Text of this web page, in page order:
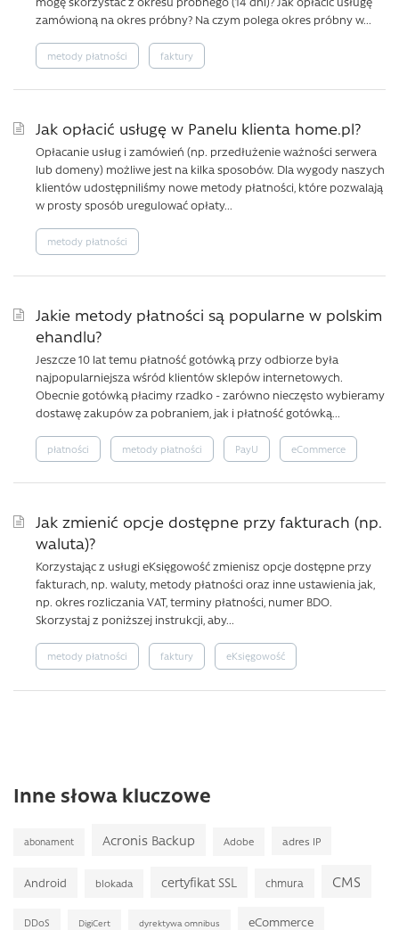
zamówioną na okres próbny? Na czym polega okres próbny w...
metody płatności faktury
Jak opłacić usługę w Panelu klienta home.pl?
Opłacanie usług i zamówień (np. przedłużenie ważności serwera
lub domeny) możliwe jest na kilka sposobów. Dla wygody naszych
klientów udostępniliśmy nowe metody płatności, które pozwalają
w prosty sposób uregulować opłaty...
metody płatności
Jakie metody płatności są popularne w polskim
ehandlu?
Jeszcze 10 lat temu płatność gotówką przy odbiorze była
najpopularniejsza wśród klientów sklepów internetowych.
Obecnie gotówką płacimy rzadko - zarówno nieczęsto wybieramy
dostawę zakupów za pobraniem, jak i płatność gotówką...
płatności metody płatności PayU eCommerce
Jak zmienić opcje dostępne przy fakturach (np.
waluta)?
Korzystając z usługi eKsięgowość zmienisz opcje dostępne przy
fakturach, np. waluty, metody płatności oraz inne ustawienia jak,
np. okres rozliczania VAT, terminy płatności, numer BDO.
Skorzystaj z poniższej instrukcji, aby...
metody płatności faktury eKsięgowość
Inne słowa kluczowe
abonament Acronis Backup Adobe adres IP
Android blokada certyfikat SSL chmura CMS
DDoS DigiCert dyrektywa omnibus eCommerce